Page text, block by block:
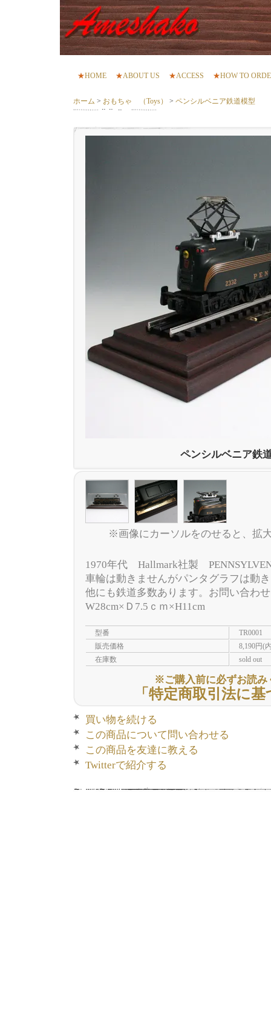
★HOME ★ABOUT US ★ACCESS ★HOW TO
ホーム > おもちゃ （Toys） > ペンシルベニア鉄道模型
ペンシルベニア鉄
※画像にカーソルをのせると、拡
1970年代 Hallmark社製
車輪は動きませんがパンタグラフは動
他にも鉄道多数あります。お問い合
W28cm×Ｄ7.5ｃｍ×H11cm
型番
TR0001
販売価格
8,190円(
在庫数
sold out
※ご購入前に必ずお読み
「特定商取引法に
買い物を続ける
この商品について問い合わせる
この商品を友達に教える
Twitterで紹介する